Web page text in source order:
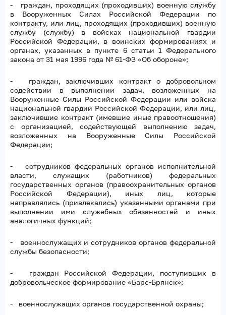
- граждан, проходящих (проходивших) военную службу
в Вооруженных Силах Российской Федерации по
контракту, или лиц, проходящих (проходивших) военную
службу (службу) в войсках национальной гвардии
Российской Федерации, в воинских формированиях и
органах, указанных в пункте 6 статьи 1 Федерального
закона от 31 мая 1996 года № 61-ФЗ «Об обороне»;
- граждан, заключивших контракт о добровольном
содействии в выполнении задач, возложенных на
Вооруженные Силы Российской Федерации или войска
национальной гвардии Российской Федерации, или лиц,
заключившие контракт (имевшие иные правоотношения)
с организацией, содействующей выполнению задач,
возложенных на Вооруженные Силы Российской
Федерации;
- сотрудников федеральных органов исполнительной
власти, служащих (работников) федеральных
государственных органов (правоохранительных органов
Российской Федерации), иных лиц, которые
направлялись (привлекались) указанными органами при
выполнении ими служебных обязанностей и иных
аналогичных функций;
- военнослужащих и сотрудников органов федеральной
службы безопасности;
- граждан Российской Федерации, поступивших в
добровольческое формирование «Барс-Брянск»;
- военнослужащих органов государственной охраны;